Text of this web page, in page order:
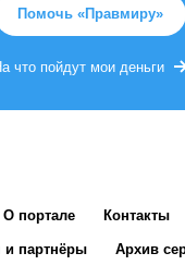
Помочь «Правмиру»
что пойдут мои деньги
О портале Контакты
и партнёры Архив